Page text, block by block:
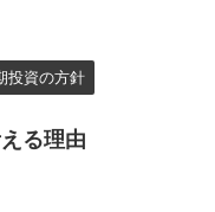
投資の方針
える理由